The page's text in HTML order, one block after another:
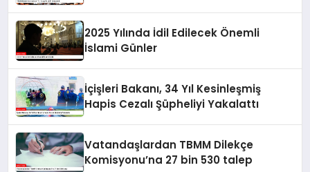
2025 Yılında İdil Edilecek Önemli
İslami Günler
İçişleri Bakanı, 34 Yıl Kesinleşmiş
Hapis Cezalı Şüpheliyi Yakalattı
Vatandaşlardan TBMM Dilekçe
Komisyonu’na 27 bin 530 talep